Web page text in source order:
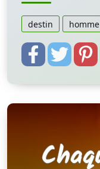
destin homme